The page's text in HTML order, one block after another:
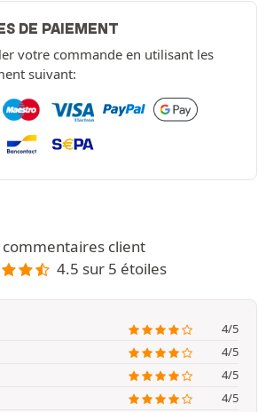
DE PAIEMENT
votre commande en utilisant les
suivant:
commentaires client
4.5 sur 5 étoiles
4/5
4/5
4/5
4/5